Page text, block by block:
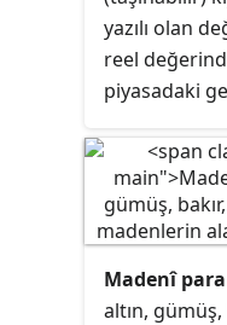
bir düşüş
Enflasyonun
bir fiyat
olarak yüzde
enflasyon
karşılaştığı
oranda
genellikle
(TÜFE)
yazılı olan
reel
piyasadaki
odaklı olup
göre bu
üstünde
Madenî para
altın, gümüş,